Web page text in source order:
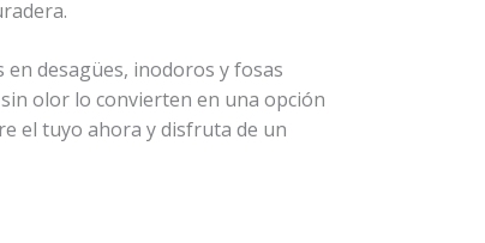
en desagües, inodoros y fosas
olor lo convierten en una opción
el tuyo ahora y disfruta de un